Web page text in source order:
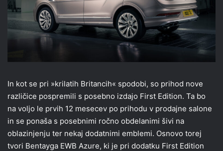
In kot se pri »krilatih Britancih« spodobi, so prihod nove
različice pospremili s posebno izdajo First Edition. Ta bo
na voljo le prvih 12 mesecev po prihodu v prodajne salone
in se ponaša s posebnimi ročno obdelanimi šivi na
oblazinjenju ter nekaj dodatnimi emblemi. Osnovo torej
tvori Bentayga EWB Azure, ki je pri dodatku First Edition